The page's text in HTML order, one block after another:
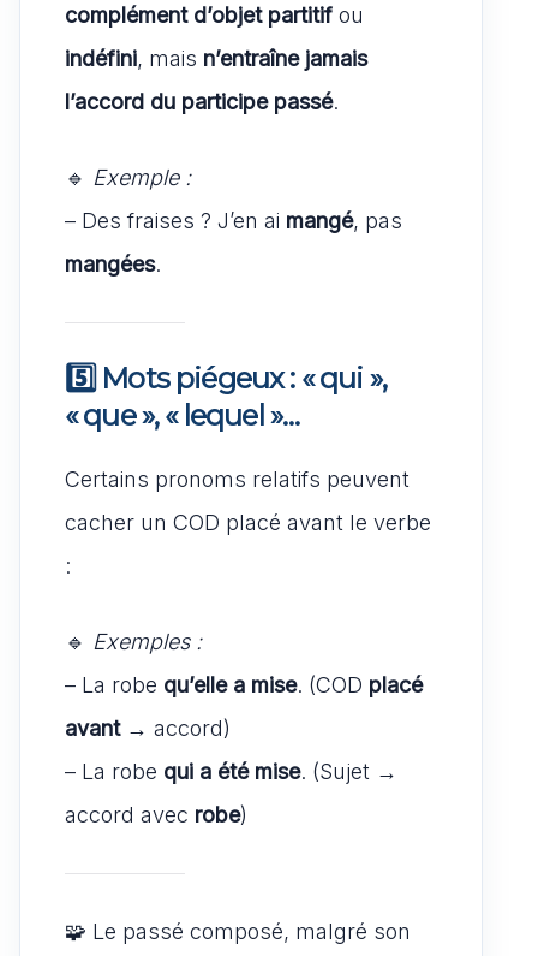
complément d’objet partitif ou
indéfini, mais n’entraîne jamais
l’accord du participe passé.
🔹 Exemple :
– Des fraises ? J’en ai mangé, pas
mangées.
5️⃣ Mots piégeux : « qui »,
« que », « lequel »…
Certains pronoms relatifs peuvent
cacher un COD placé avant le verbe
:
🔹 Exemples :
– La robe qu’elle a mise. (COD placé
avant→ accord)
– La robe qui a été mise. (Sujet →
accord avec robe)
🧩 Le passé composé, malgré son